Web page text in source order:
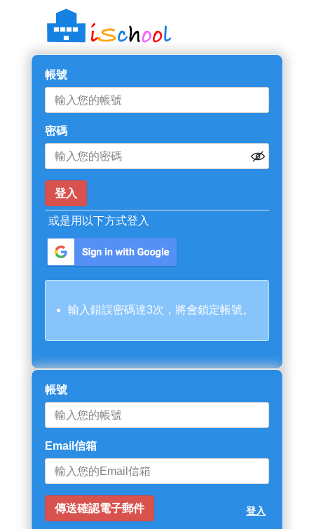
帳號
密碼
或是用以下方式登入
輸入錯誤密碼達3次，將會鎖定帳號。
帳號
Email信箱
登入